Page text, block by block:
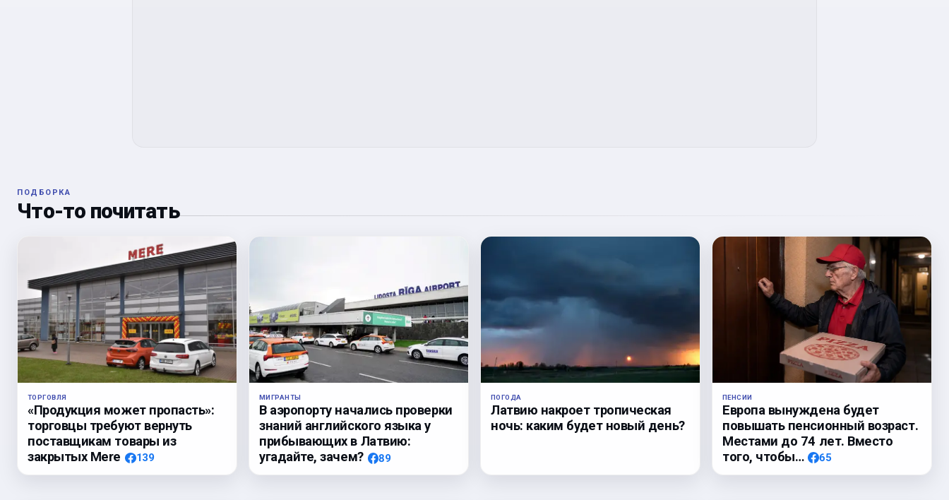
ПОДБОРКА
Что-то почитать
ТОРГОВЛЯ
«Продукция может пропасть»:
торговцы требуют вернуть
поставщикам товары из
закрытых Mere
139
МИГРАНТЫ
В аэропорту начались проверки
знаний английского языка у
прибывающих в Латвию:
угадайте, зачем?
89
ПОГОДА
Латвию накроет тропическая
ночь: каким будет новый день?
ПЕНСИИ
Европа вынуждена будет
повышать пенсионный возраст.
Местами до 74 лет. Вместо
того, чтобы…
65